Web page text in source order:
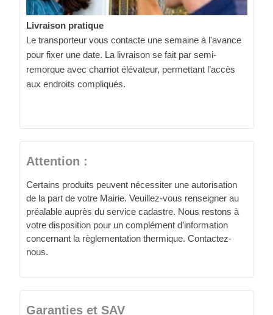
Livraison pratique
Le transporteur vous contacte une semaine à l'avance
pour fixer une date. La livraison se fait par semi-
remorque avec charriot élévateur, permettant l’accès
aux endroits compliqués.
Attention :
Certains produits peuvent nécessiter une autorisation
de la part de votre Mairie. Veuillez-vous renseigner au
préalable auprès du service cadastre. Nous restons à
votre disposition pour un complément d’information
concernant la règlementation thermique. Contactez-
nous.
Garanties et SAV